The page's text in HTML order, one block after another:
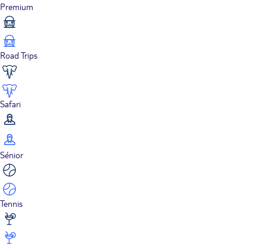
Premium
Road Trips
Safari
Sénior
Tennis